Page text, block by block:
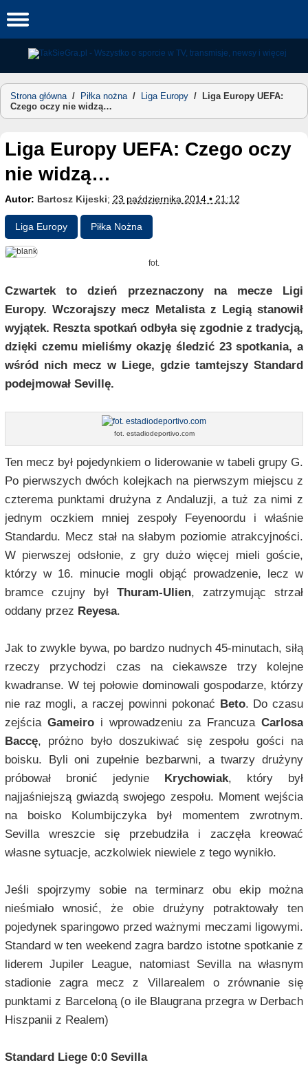
to
Strona główna/ Piłka nożna/ Liga Europy /
Liga Europy UEFA:
Czego oczy nie widzą…
Liga Europy UEFA: Czego oczy
nie widzą…
Autor: Bartosz Kijeski; 23 października 2014 • 21:12
Liga Europy Piłka Nożna
fot.
Czwartek to dzień przeznaczony na mecze Ligi
Europy. Wczorajszy mecz Metalista z Legią stanowił
wyjątek. Reszta spotkań odbyła się zgodnie z tradycją,
dzięki czemu mieliśmy okazję śledzić 23 spotkania, a
wśród nich mecz w Liege, gdzie tamtejszy Standard
podejmował Sevillę.
fot. estadiodeportivo.com
Ten mecz był pojedynkiem o liderowanie w tabeli grupy G.
Po pierwszych dwóch kolejkach na pierwszym miejscu z
czterema punktami drużyna z Andaluzji, a tuż za nimi z
jednym oczkiem mniej zespoły Feyenoordu i właśnie
Standardu. Mecz stał na słabym poziomie atrakcyjności.
W pierwszej odsłonie, z gry dużo więcej mieli goście,
którzy w 16. minucie mogli objąć prowadzenie, lecz w
bramce czujny byłThuram-Ulien, zatrzymując strzał
oddany przez Reyesa.
Jak to zwykle bywa, po bardzo nudnych 45-minutach, siłą
rzeczy przychodzi czas na ciekawsze trzy kolejne
kwadranse. W tej połowie dominowali gospodarze, którzy
nie raz mogli, a raczej powinni pokonać Beto. Do czasu
zejścia Gameiroi wprowadzeniu za FrancuzaCarlosa
Baccę, próżno było doszukiwać się zespołu gości na
boisku. Byli oni zupełnie bezbarwni, a twarzy drużyny
próbował bronić jedynie
Krychowiak, który był
najjaśniejszą gwiazdą swojego zespołu. Moment wejścia
na boisko Kolumbijczyka był momentem zwrotnym.
Sevilla wreszcie się przebudziła i zaczęła kreować
własne sytuacje, aczkolwiek niewiele z tego wynikło.
Jeśli spojrzymy sobie na terminarz obu ekip można
nieśmiało wnosić, że obie drużyny potraktowały ten
pojedynek sparingowo przed ważnymi meczami ligowymi.
Standard w ten weekend zagra bardzo istotne spotkanie z
liderem Jupiler League, natomiast Sevilla na własnym
stadionie zagra mecz z Villarealem o zrównanie się
punktami z Barceloną (o ile Blaugrana przegra w Derbach
Hiszpanii z Realem)
Standard Liege 0:0 Sevilla